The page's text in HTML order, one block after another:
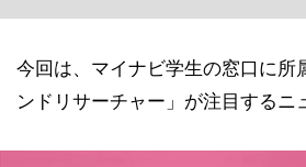
今回は、マイナビ学生の窓口に所
ンドリサーチャー」が注目するニ